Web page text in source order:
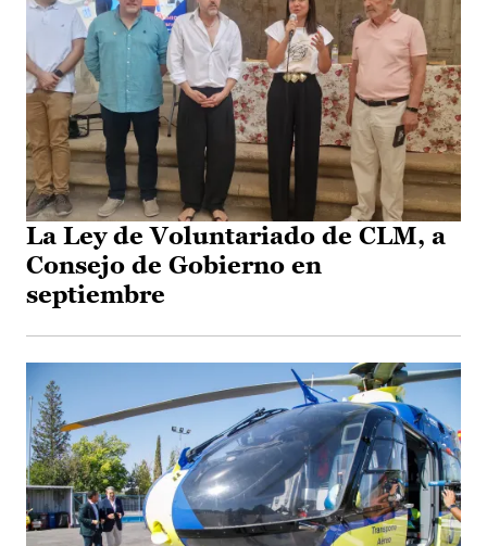
La Ley de Voluntariado de CLM, a
Consejo de Gobierno en
septiembre